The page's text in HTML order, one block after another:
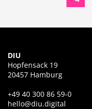
DIU
Hopfensack 19
20457 Hamburg
+49 40 300 86 59-0
hello@diu.digital